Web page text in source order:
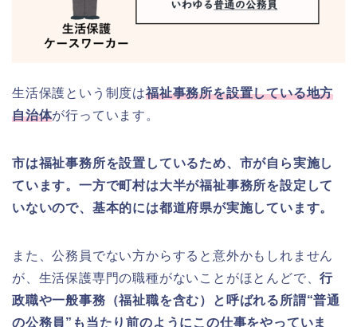
生活保護という制度は福祉事務所を設置している地方
自治体が行っています。
市は福祉事務所を設置しているため、市が自ら実施し
ています。一方で町村は大半が福祉事務所を設定して
いないので、基本的には都道府県が実施しています。
また、公務員でない方からすると意外かもしれません
が、生活保護専門の職種がないことがほとんどで、行
政職や一般事務（福祉職を含む）と呼ばれる所謂“普通
の公務員”も当たり前のようにこの仕事をやっていま